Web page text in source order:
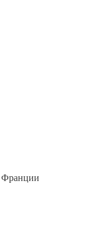
Франции